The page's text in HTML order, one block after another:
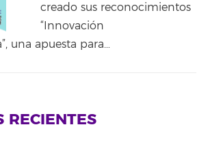
creado sus reconocimientos
“Innovación
una apuesta para…
RECIENTES